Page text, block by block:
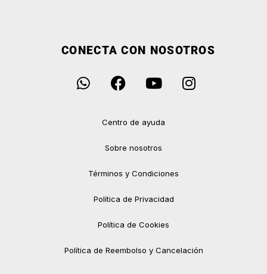
CONECTA CON NOSOTROS
Centro de ayuda
Sobre nosotros
Términos y Condiciones
Política de Privacidad
Política de Cookies
Política de Reembolso y Cancelación